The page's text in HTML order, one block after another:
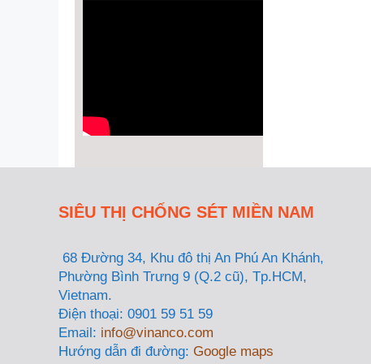
SIÊU THỊ CHỐNG SÉT MIỀN NAM
68 Đường 34, Khu đô thị An Phú An Khánh,
Phường Bình Trưng 9 (Q.2 cũ), Tp.HCM,
Vietnam.
Điện thoại: 0901 59 51 59
Email: info@vinanco.com
Hướng dẫn đi đường: Google maps